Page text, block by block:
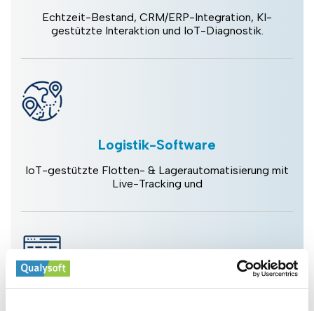
Echtzeit-Bestand, CRM/ERP-Integration, KI-
gestützte Interaktion und IoT-Diagnostik.
Logistik-Software
IoT-gestützte Flotten- & Lagerautomatisierung mit
Live-Tracking und